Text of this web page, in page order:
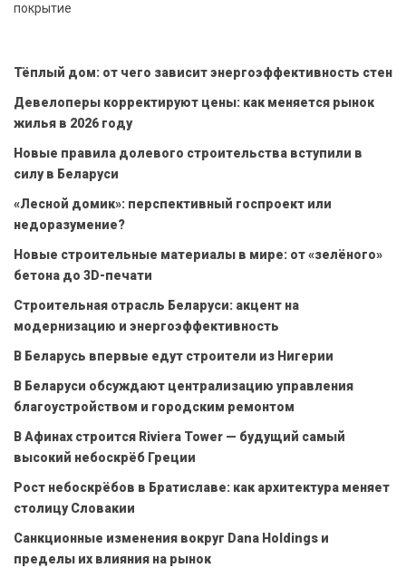
покрытие
Тёплый дом: от чего зависит энергоэффективность стен
Девелоперы корректируют цены: как меняется рынок
жилья в 2026 году
Новые правила долевого строительства вступили в
силу в Беларуси
«Лесной домик»: перспективный госпроект или
недоразумение?
Новые строительные материалы в мире: от «зелёного»
бетона до 3D-печати
Строительная отрасль Беларуси: акцент на
модернизацию и энергоэффективность
В Беларусь впервые едут строители из Нигерии
В Беларуси обсуждают централизацию управления
благоустройством и городским ремонтом
В Афинах строится Riviera Tower — будущий самый
высокий небоскрёб Греции
Рост небоскрёбов в Братиславе: как архитектура меняет
столицу Словакии
Санкционные изменения вокруг Dana Holdings и
пределы их влияния на рынок